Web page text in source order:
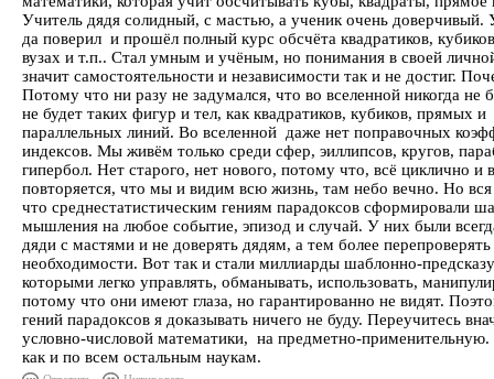
Учитель дядя солидный, с мастью, а ученик очень доверчивый.
да поверил и прошёл полный курс обсчёта квадратиков,
вузах и т.п.. Стал умным и учёным, но понимания в своей
значит самостоятельности и независимости так и не достиг.
Потому что ни разу не задумался, что во вселенной никогда не
не будет таких фигур и тел, как квадратиков, кубиков, прямых и
параллельных линий. Во вселенной даже нет поправочных
индексов. Мы живём только среди сфер, эиллипсов, кругов,
гипербол. Нет старого, нет нового, потому что, всё циклично и
повторяется, что мы и видим всю жизнь, там небо вечно. Но
что среднестатистическим гениям парадоксов сформировали
мышления на любое событие, эпизод и случай. У них были
дяди с мастями и не доверять дядям, а тем более
необходимости. Вот так и стали миллиарды шаблонно-
которыми легко управлять, обманывать, использовать,
потому что они имеют глаза, но гарантированно не видят.
гений парадоксов я доказывать ничего не буду. Переучитесь
условно-числовой математики, на предметно-
как и по всем остальным наукам.